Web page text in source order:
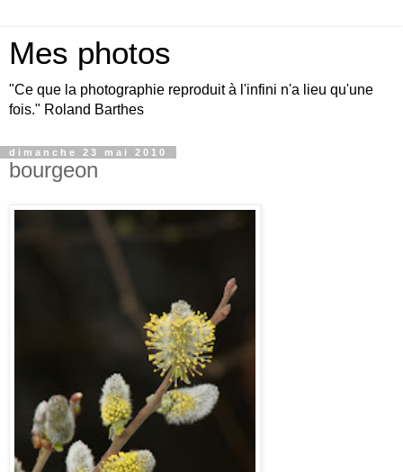
Mes photos
"Ce que la photographie reproduit à l'infini n'a lieu qu'une
fois." Roland Barthes
dimanche 23 mai 2010
bourgeon